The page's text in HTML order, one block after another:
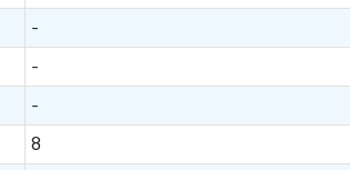
-
-
-
8